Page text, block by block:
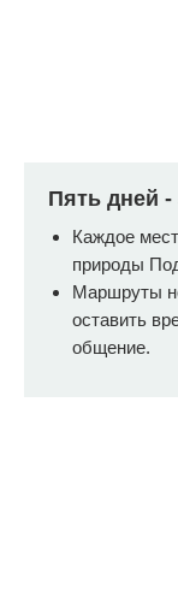
Пять дней
Каждое
природы
Маршруты
оставить
общение.